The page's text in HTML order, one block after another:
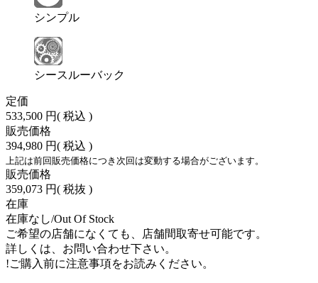
シンプル
シースルーバック
定価
533,500 円( 税込 )
販売価格
394,980 円( 税込 )
上記は前回販売価格につき次回は変動する場合がございます。
販売価格
359,073 円( 税抜 )
在庫
在庫なし/Out Of Stock
ご希望の店舗になくても、店舗間取寄せ可能です。
詳しくは、お問い合わせ下さい。
!ご購入前に注意事項をお読みください。